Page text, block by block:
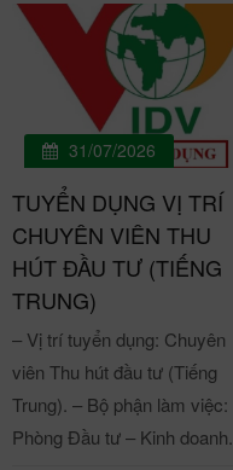
31/07/2026
TUYỂN DỤNG VỊ TRÍ
CHUYÊN VIÊN THU
HÚT ĐẦU TƯ (TIẾNG
TRUNG)
– Vị trí tuyển dụng: Chuyên
viên Thu hút đầu tư (Tiếng
Trung). – Bộ phận làm việc:
Phòng Đầu tư – Kinh doanh. –